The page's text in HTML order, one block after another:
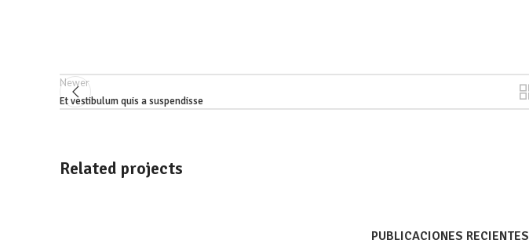
Newer
Et vestibulum quis a suspendisse
Related projects
PUBLICACIONES RECIENTES